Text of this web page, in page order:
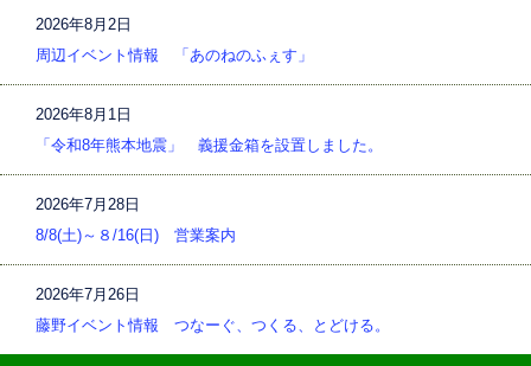
2026年8月2日
周辺イベント情報 「あのねのふぇす」
2026年8月1日
「令和8年熊本地震」 義援金箱を設置しました。
2026年7月28日
8/8(土)～８/16(日) 営業案内
2026年7月26日
藤野イベント情報 つなーぐ、つくる、とどける。